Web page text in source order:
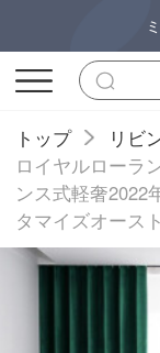
トップ
リビ
ロイヤルローラ
ンス式軽奢2022
タマイズオース